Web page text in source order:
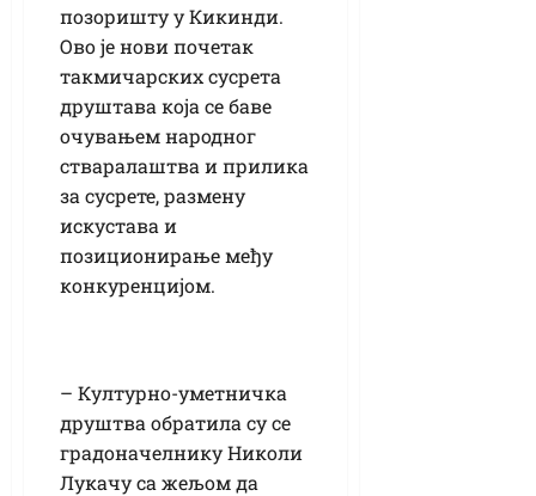
позоришту у Кикинди.
Ово је нови почетак
такмичарских сусрета
друштава која се баве
очувањем народног
стваралаштва и прилика
за сусрете, размену
искустава и
позиционирање међу
конкуренцијом.
– Културно-уметничка
друштва обратила су се
градоначелнику Николи
Лукачу са жељом да